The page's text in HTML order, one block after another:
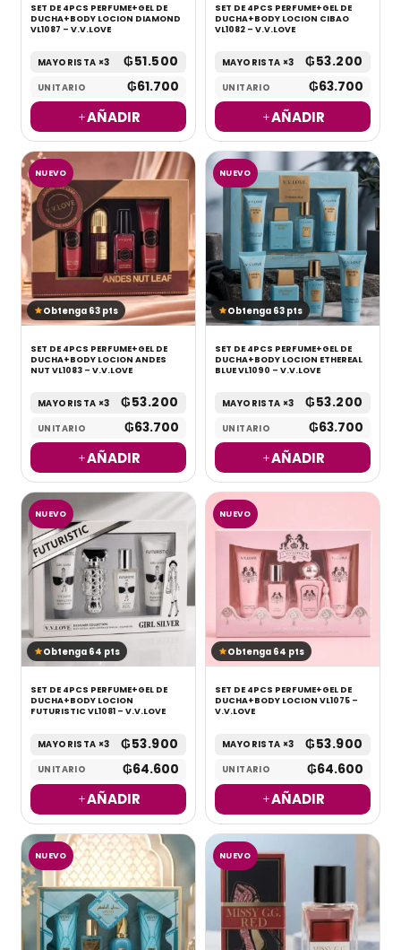
SET DE 4PCS PERFUME+GEL DE
DUCHA+BODY LOCION DIAMOND
VL1087 – V.V.LOVE
MAYORISTA ×3 ₲51.500
UNITARIO ₲61.700
AÑADIR
SET DE 4PCS PERFUME+GEL DE
DUCHA+BODY LOCION CIBAO
VL1082 – V.V.LOVE
MAYORISTA ×3 ₲53.200
UNITARIO ₲63.700
AÑADIR
NUEVO
Obtenga 63 pts
SET DE 4PCS PERFUME+GEL DE
DUCHA+BODY LOCION ANDES
NUT VL1083 – V.V.LOVE
MAYORISTA ×3 ₲53.200
UNITARIO ₲63.700
AÑADIR
NUEVO
Obtenga 63 pts
SET DE 4PCS PERFUME+GEL DE
DUCHA+BODY LOCION ETHEREAL
BLUE VL1090 – V.V.LOVE
MAYORISTA ×3 ₲53.200
UNITARIO ₲63.700
AÑADIR
NUEVO
Obtenga 64 pts
SET DE 4PCS PERFUME+GEL DE
DUCHA+BODY LOCION
FUTURISTIC VL1081 – V.V.LOVE
MAYORISTA ×3 ₲53.900
UNITARIO ₲64.600
AÑADIR
NUEVO
Obtenga 64 pts
SET DE 4PCS PERFUME+GEL DE
DUCHA+BODY LOCION VL1075 –
V.V.LOVE
MAYORISTA ×3 ₲53.900
UNITARIO ₲64.600
AÑADIR
NUEVO NUEVO